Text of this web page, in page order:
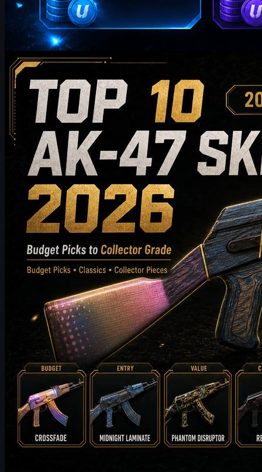
William Miller
Counter-Strike 2maj 20, 2026
Top 10 AK-47-skins, der er værd at købe i 2026: Fra
budgetvenlige valg til anbefalinger i samlerklasse
Opdag de 10 bedste AK-47-skins, der er værd at købe i 2026 – fra
budgetvenlige valg til high-end samlerklasseskins. Denne guide
sammenligner stil, prisniveau, slid, markedsværdi og købstips
for at hjælpe CS2-spillere med at vælge den bedste AK-47-skin til
deres beholdning.
maj 20, 2026
af Michael Johnson
Counter-Strike 2
juni 17, 2026
FalleN og FURIA: Justeringer, Overpass og vejen
mod trofæet i CS2
FalleN fortæller om FURIAs justeringer, Overpass-forbedringer,
kampen mod 9z og jagten på IEM Cologne-trofæet – plus tips til